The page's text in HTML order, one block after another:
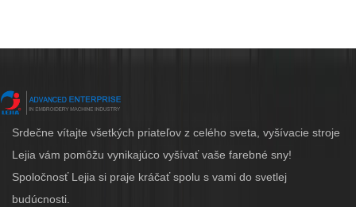
Srdečne vítajte všetkých priateľov z celého sveta, vyšívacie stroje
Lejia vám pomôžu vynikajúco vyšívať vaše farebné sny!
Spoločnosť Lejia si praje kráčať spolu s vami do svetlej
budúcnosti.